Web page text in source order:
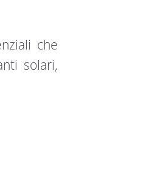
che
solari,